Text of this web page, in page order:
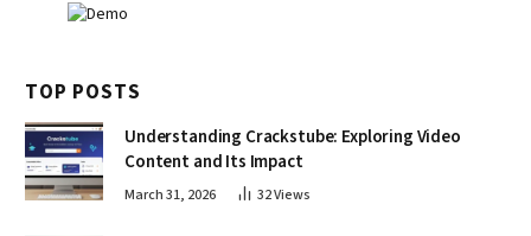
TOP POSTS
Understanding Crackstube: Exploring Video
Content and Its Impact
March 31, 2026 32Views